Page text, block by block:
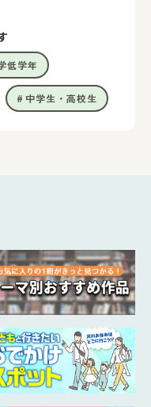
低学年
中学生・高校生